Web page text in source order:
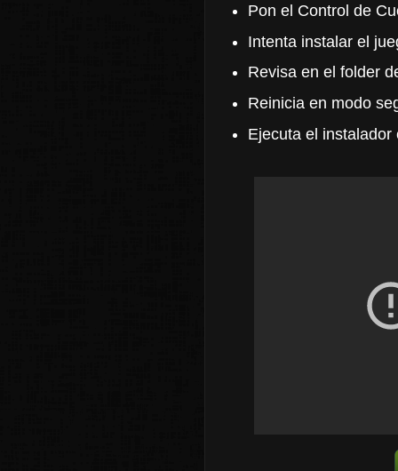
Pon el Control de
Intenta instalar el
Revisa en el folder
Reinicia en modo
Ejecuta el